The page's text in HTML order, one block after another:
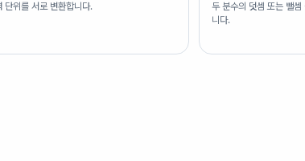
단위를 서로 변환합니다.
두 분수의 덧셈 또는 뺄
니다.